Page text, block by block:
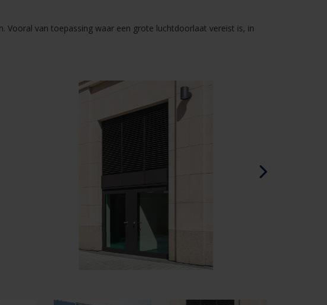
Tsjechisch - Tsjechië
Spaans - Spanje
Deens - Denemarken
Noors - Noorwegen
van toepassing waar een grote luchtdoorlaat vereist is, in